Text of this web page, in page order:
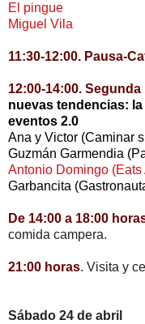
El pingue
Miguel Vila
11:30-12:00. Pausa-
12:00-14:00. Segunda
nuevas tendencias:
eventos 2.0
Ana y Victor (Caminar
Guzmán Garmendia
Antonio Domingo (Eats
Garbancita
De 14:00 a 18:00
comida campera.
21:00 horas. Visita y
Sábado 24 de abril